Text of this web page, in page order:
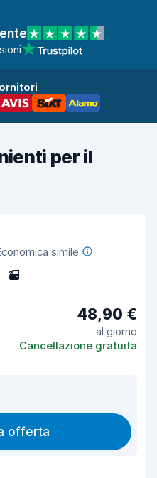
per il
simile
2
48,90 €
al giorno
Cancellazione gratuita
offerta